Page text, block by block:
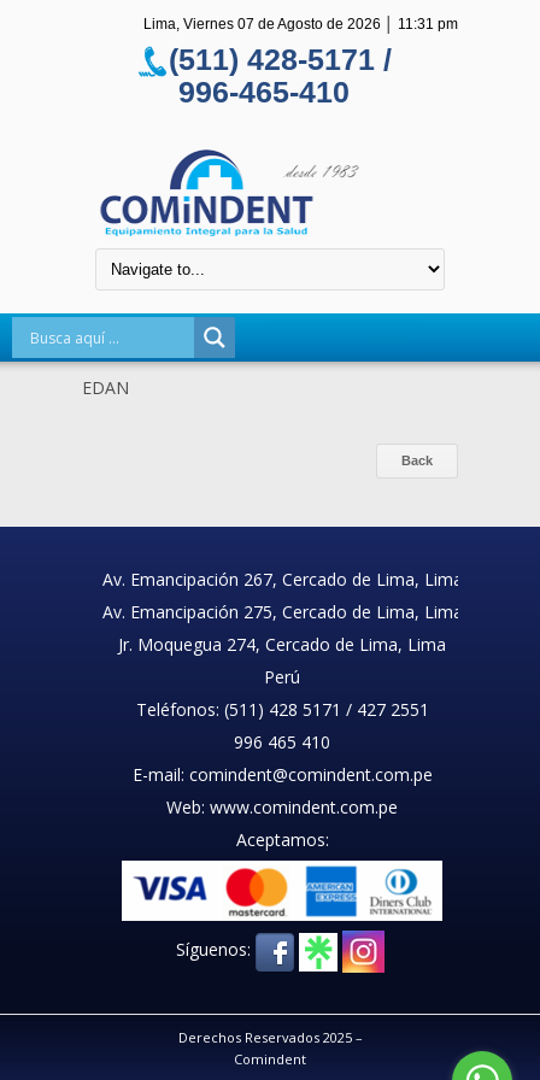
Lima, Viernes 07 de Agosto de 2026 11:31 pm
(511) 428-5171 /
996-465-410
EDAN
Av. Emancipación 267, Cercado de Lima, Lima
Av. Emancipación 275, Cercado de Lima, Lima
Jr. Moquegua 274, Cercado de Lima, Lima
Perú
Teléfonos: (511) 428 5171 / 427 2551
996 465 410
E-mail: comindent@comindent.com.pe
Web: www.comindent.com.pe
Aceptamos:
Síguenos:
Derechos Reservados 2025 –
Comindent